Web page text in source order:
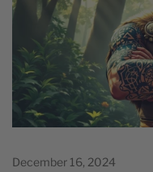
December 16, 2024